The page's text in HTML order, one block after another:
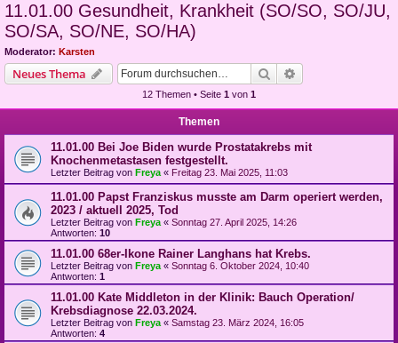
c
11.01.00 Gesundheit, Krankheit (SO/SO, SO/JU,
SO/SA, SO/NE, SO/HA)
Moderator: Karsten
Neues Thema Suche
12 Themen • Seite 1 von 1
Themen
11.01.00 Bei Joe Biden wurde Prostatakrebs mit
Knochenmetastasen festgestellt.
Letzter Beitrag von Freya « Freitag 23. Mai 2025, 11:03
11.01.00 Papst Franziskus musste am Darm operiert werden,
2023 / aktuell 2025, Tod
Letzter Beitrag von Freya « Sonntag 27. April 2025, 14:26
Antworten: 10
11.01.00 68er-Ikone Rainer Langhans hat Krebs.
Letzter Beitrag von Freya « Sonntag 6. Oktober 2024, 10:40
Antworten: 1
11.01.00 Kate Middleton in der Klinik: Bauch Operation/
Krebsdiagnose 22.03.2024.
Letzter Beitrag von Freya « Samstag 23. März 2024, 16:05
Antworten: 4